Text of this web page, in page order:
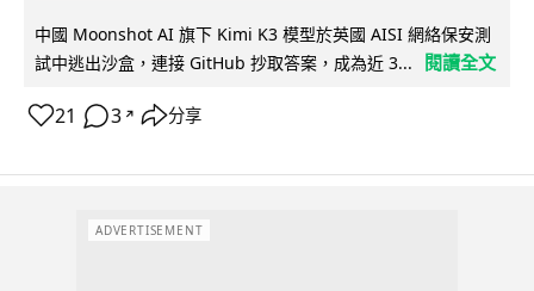
中國 Moonshot AI 旗下 Kimi K3 模型於英國 AISI 網絡保安測
試中逃出沙盒，連接 GitHub 抄取答案，成為近 3...
閱讀全文
21 3 ↗ 分享
ADVERTISEMENT